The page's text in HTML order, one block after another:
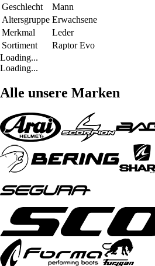
Geschlecht
Mann
Altersgruppe Erwachsene
Merkmal
Leder
Sortiment
Raptor Evo
Loading...
Loading...
Alle unsere Marken